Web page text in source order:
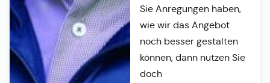
Sie Anregungen haben,
wie wir das Angebot
noch besser gestalten
können, dann nutzen Sie
doch